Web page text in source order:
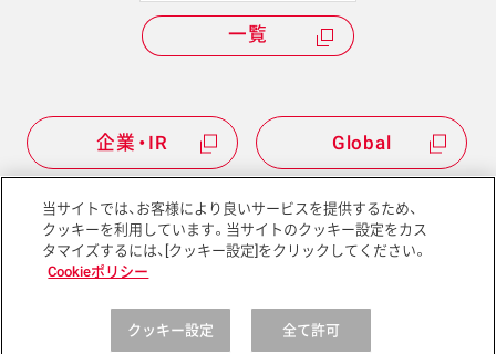
企業・IR Global
一覧
サイトマップ サイトポリシー
Copyright © Kewpie Corporation All rights reserved.
当サイトでは、お客様により良いサービスを提供するため、
クッキーを利用しています。当サイトのクッキー設定をカス
タマイズするには、[クッキー設定]をクリックしてください。
Cookieポリシー
クッキー設定 全て許可